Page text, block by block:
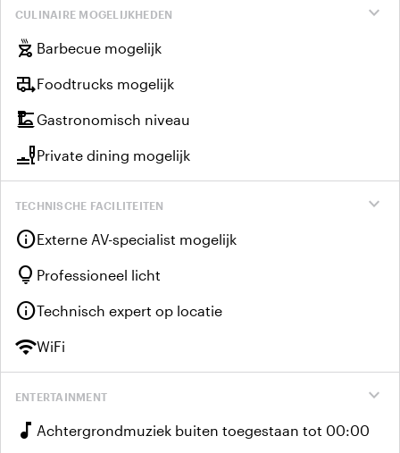
expand_more
CULINAIRE MOGELIJKHEDEN
outdoor_grill Barbecue mogelijk
rv_hookupFoodtrucks mogelijk
dinner_diningGastronomisch niveau
brunch_diningPrivate dining mogelijk
expand_more
TECHNISCHE FACILITEITEN
infoExterne AV-specialist mogelijk
lightbulb Professioneel licht
infoTechnisch expert op locatie
wifiWiFi
expand_more
ENTERTAINMENT
music_note Achtergrondmuziek buiten toegestaan tot 00:00